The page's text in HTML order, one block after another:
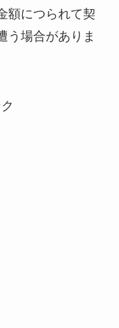
額につられて契
う場合がありま